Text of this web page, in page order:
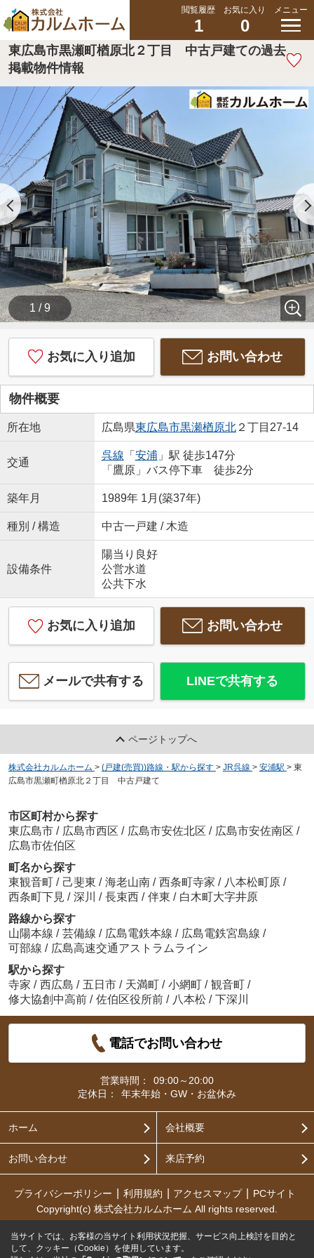
閲覧履歴
1
お気に入り
0
メニュー
東広島市黒瀬町楢原北２丁目 中古戸建ての過去
掲載物件情報
1 / 9
お気に入り追加 お問い合わせ
物件概要
所在地 広島県東広島市黒瀬楢原北２丁目27-14
交通
呉線 「 安浦 」駅 徒歩147分
「鷹原」バス停下車 徒歩2分
築年月 1989年 1月(築37年)
種別 / 構造 中古一戸建 / 木造
設備条件
陽当り良好
公営水道
公共下水
お気に入り追加 お問い合わせ
メールで共有する LINEで共有する
ページトップへ
株式会社カルムホーム > (戸建(売買))路線・駅から探す > JR呉線 > 安浦駅 > 東
広島市黒瀬町楢原北２丁目 中古戸建て
市区町村から探す
東広島市 / 広島市西区 / 広島市安佐北区 / 広島市安佐南区 /
広島市佐伯区
町名から探す
東観音町 / 己斐東 / 海老山南 / 西条町寺家 / 八本松町原 /
西条町下見 / 深川 / 長束西 / 伴東 / 白木町大字井原
路線から探す
山陽本線 / 芸備線 / 広島電鉄本線 / 広島電鉄宮島線 /
可部線 / 広島高速交通アストラムライン
駅から探す
寺家 / 西広島 / 五日市 / 天満町 / 小網町 / 観音町 /
修大協創中高前 / 佐伯区役所前 / 八本松 / 下深川
電話でお問い合わせ
営業時間：
09:00～20:00
定休日：
年末年始・GW・お盆休み
ホーム 会社概要
お問い合わせ 来店予約
プライバシーポリシー 利用規約 アクセスマップ
PCサイト
Copyright(c) 株式会社カルムホーム All rights reserved.
当サイトでは、お客様の当サイト利用状況把握、サービス向上検討を目的と
して、クッキー（Cookie）を使用しています。